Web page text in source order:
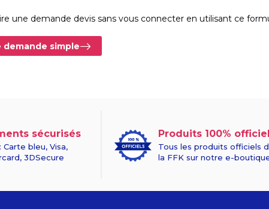
une demande devis sans vous connecter en utilisant ce
simple
sécurisés
Carte bleu, Visa,
3DSecure
Produits 100%
Tous les produits officiels
la FFK sur notre e-